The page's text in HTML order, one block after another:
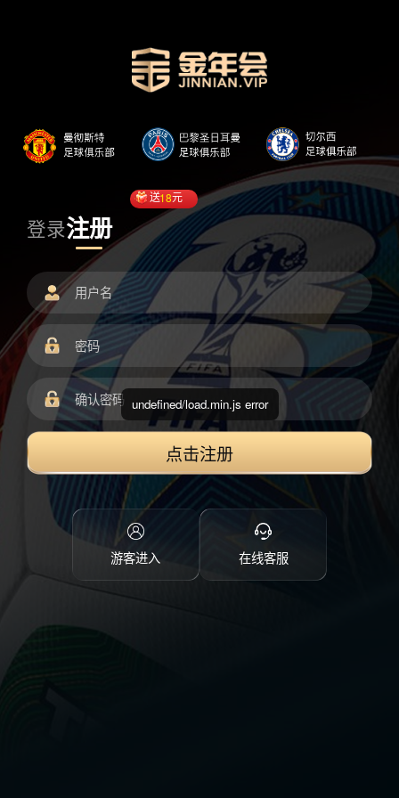
登录注册
送18元
点击注册
游客进入 在线客服
undefined/load.min.js error